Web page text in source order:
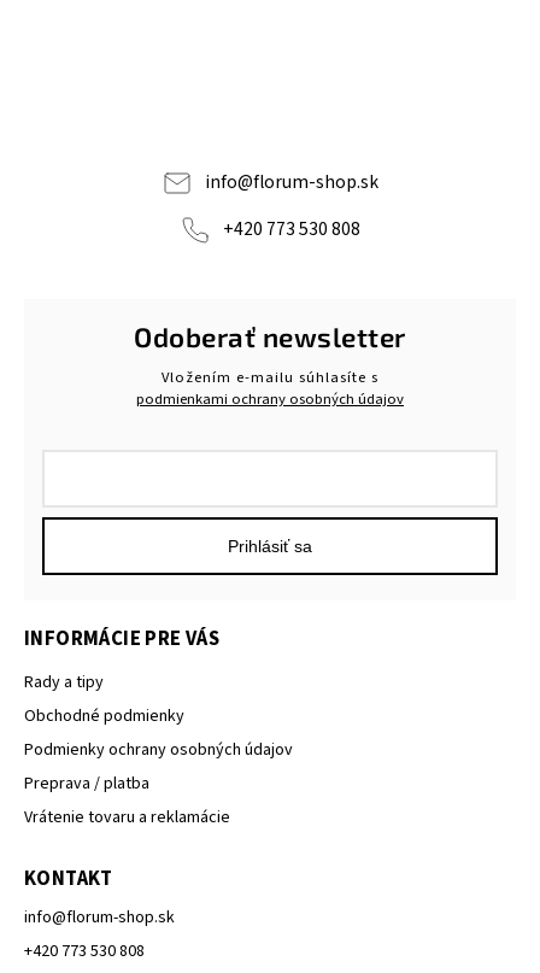
info@florum-shop.sk
+420 773 530 808
Odoberať newsletter
Vložením e-mailu súhlasíte s
podmienkami ochrany osobných údajov
Prihlásiť sa
INFORMÁCIE PRE VÁS
Rady a tipy
Obchodné podmienky
Podmienky ochrany osobných údajov
Preprava / platba
Vrátenie tovaru a reklamácie
KONTAKT
info@florum-shop.sk
+420 773 530 808